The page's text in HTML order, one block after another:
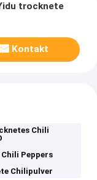
trocknete
Kontakt
Chili
Peppers
Chilipulver